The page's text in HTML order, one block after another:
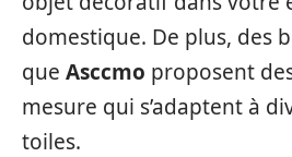
domestique. De plus, des
que Asccmo proposent
mesure qui s’adaptent à
toiles.